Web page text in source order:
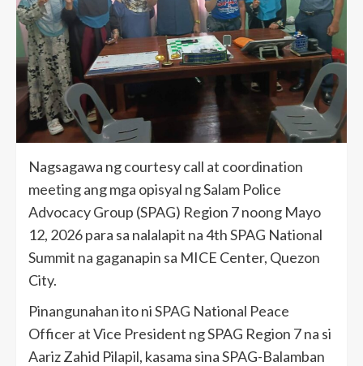
Nagsagawa ng courtesy call at coordination
meeting ang mga opisyal ng Salam Police
Advocacy Group (SPAG) Region 7 noong Mayo
12, 2026 para sa nalalapit na 4th SPAG National
Summit na gaganapin sa MICE Center, Quezon
City.
Pinangunahan ito ni SPAG National Peace
Officer at Vice President ng SPAG Region 7 na si
Aariz Zahid Pilapil, kasama sina SPAG-Balamban